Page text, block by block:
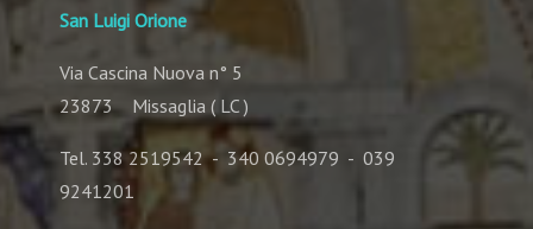
San Luigi Orione
Via Cascina Nuova n° 5
23873 Missaglia ( LC )
Tel. 338 2519542 - 340 0694979 - 039
9241201